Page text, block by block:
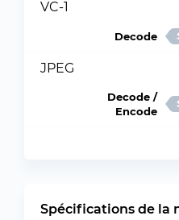
VC-1
Decode
JPEG
Decode /
Encode
Spécifications de la